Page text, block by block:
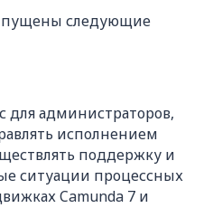
следующие
для администраторов,
исполнением
поддержку и
ситуации процессных
Camunda 7 и